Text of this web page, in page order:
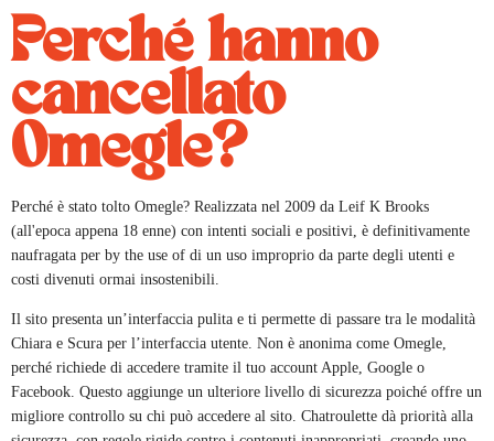
Perché hanno
cancellato
Omegle?
Perché è stato tolto Omegle? Realizzata nel 2009 da Leif K Brooks
(all'epoca appena 18 enne) con intenti sociali e positivi, è definitivamente
naufragata per by the use of di un uso improprio da parte degli utenti e
costi divenuti ormai insostenibili.
Il sito presenta un’interfaccia pulita e ti permette di passare tra le modalità
Chiara e Scura per l’interfaccia utente. Non è anonima come Omegle,
perché richiede di accedere tramite il tuo account Apple, Google o
Facebook. Questo aggiunge un ulteriore livello di sicurezza poiché offre un
migliore controllo su chi può accedere al sito. Chatroulette dà priorità alla